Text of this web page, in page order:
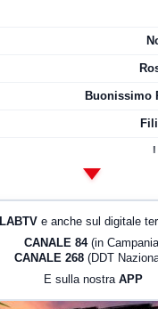
Buonissimo
LABTV e anche sul digitale
CANALE 84 (in
CANALE 268 (DDT
E sulla nostra APP